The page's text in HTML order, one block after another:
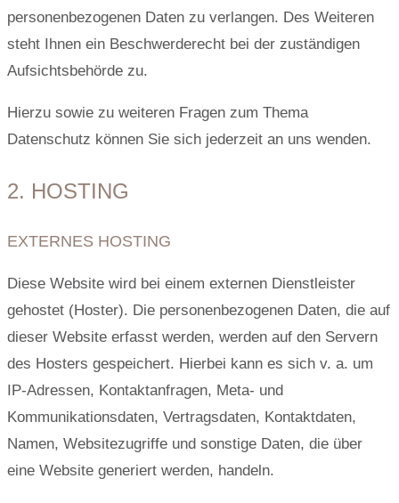
personenbezogenen Daten zu verlangen. Des Weiteren
steht Ihnen ein Beschwerderecht bei der zuständigen
Aufsichtsbehörde zu.
Hierzu sowie zu weiteren Fragen zum Thema
Datenschutz können Sie sich jederzeit an uns wenden.
2. HOSTING
EXTERNES HOSTING
Diese Website wird bei einem externen Dienstleister
gehostet (Hoster). Die personenbezogenen Daten, die auf
dieser Website erfasst werden, werden auf den Servern
des Hosters gespeichert. Hierbei kann es sich v. a. um
IP-Adressen, Kontaktanfragen, Meta- und
Kommunikationsdaten, Vertragsdaten, Kontaktdaten,
Namen, Websitezugriffe und sonstige Daten, die über
eine Website generiert werden, handeln.